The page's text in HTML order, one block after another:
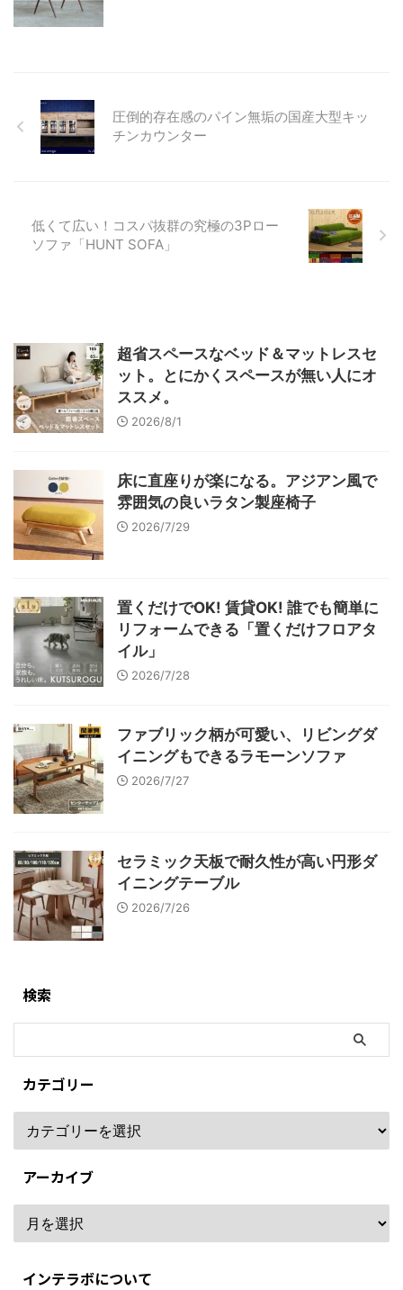
圧倒的存在感のパイン無垢の国産大型キッ
チンカウンター
低くて広い！コスパ抜群の究極の3Pロー
ソファ「HUNT SOFA」
超省スペースなベッド＆マットレスセ
ット。とにかくスペースが無い人にオ
ススメ。
2026/8/1
床に直座りが楽になる。アジアン風で
雰囲気の良いラタン製座椅子
2026/7/29
置くだけでOK! 賃貸OK! 誰でも簡単に
リフォームできる「置くだけフロアタ
イル」
2026/7/28
ファブリック柄が可愛い、リビングダ
イニングもできるラモーンソファ
2026/7/27
セラミック天板で耐久性が高い円形ダ
イニングテーブル
2026/7/26
検索
カテゴリー
アーカイブ
インテラボについて